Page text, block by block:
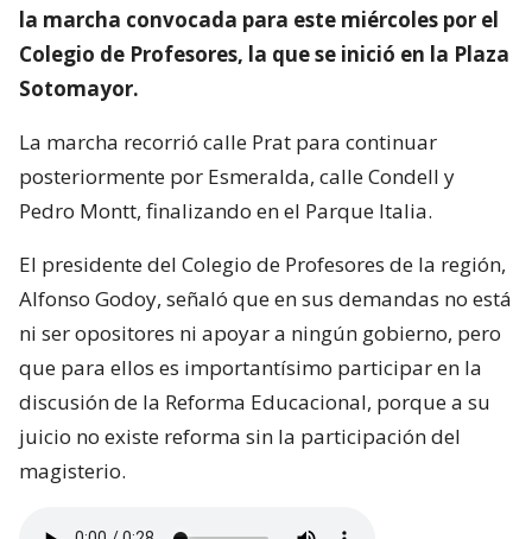
la marcha convocada para este miércoles por el
Colegio de Profesores, la que se inició en la Plaza
Sotomayor.
La marcha recorrió calle Prat para continuar
posteriormente por Esmeralda, calle Condell y
Pedro Montt, finalizando en el Parque Italia.
El presidente del Colegio de Profesores de la región,
Alfonso Godoy, señaló que en sus demandas no está
ni ser opositores ni apoyar a ningún gobierno, pero
que para ellos es importantísimo participar en la
discusión de la Reforma Educacional, porque a su
juicio no existe reforma sin la participación del
magisterio.